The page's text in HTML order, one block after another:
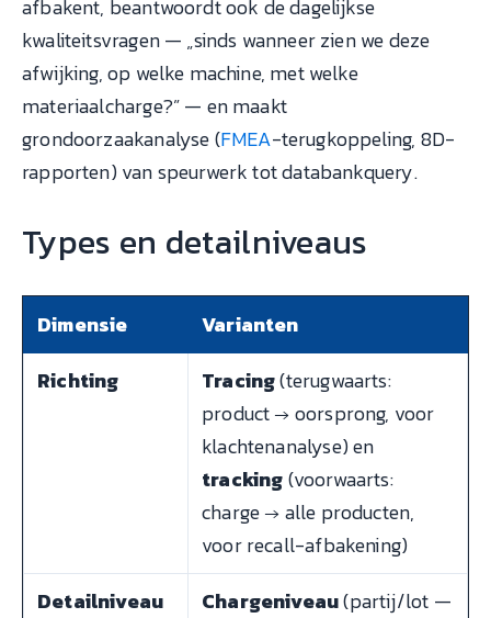
afbakent, beantwoordt ook de dagelijkse
kwaliteitsvragen — „sinds wanneer zien we deze
afwijking, op welke machine, met welke
materiaalcharge?” — en maakt
grondoorzaakanalyse (FMEA-terugkoppeling, 8D-
rapporten) van speurwerk tot databankquery.
Types en detailniveaus
Dimensie
Varianten
Richting
Tracing(terugwaarts:
product → oorsprong, voor
klachtenanalyse) en
tracking(voorwaarts:
charge → alle producten,
voor recall-afbakening)
Detailniveau
Chargeniveau(partij/lot —